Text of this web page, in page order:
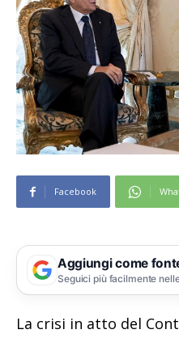
Facebook
Aggiungi come
Seguici più facilmente
La crisi in atto del